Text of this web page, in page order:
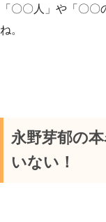
「〇〇人」や「〇
ね。
永野芽郁の
いない！